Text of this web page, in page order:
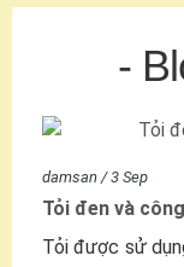
-
damsan /3 Sep
Tỏi đen và
Tỏi được sử